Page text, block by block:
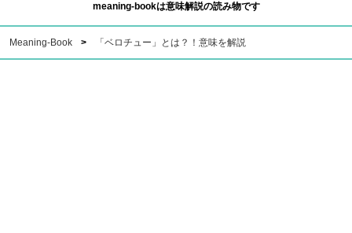
meaning-bookは意味解説の読み物です
Meaning-Book 「ベロチュー」とは？！意味を解説